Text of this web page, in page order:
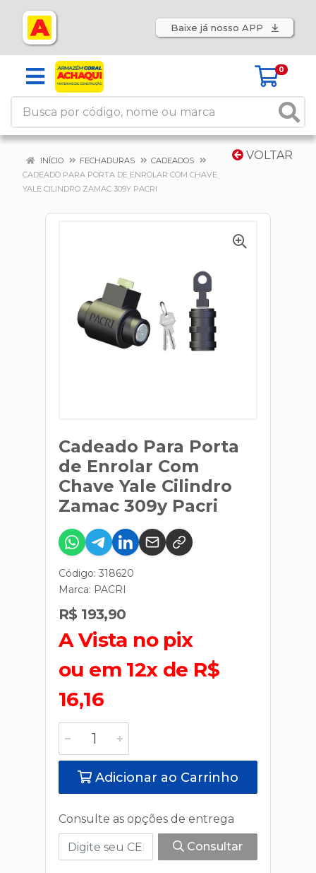
Baixe já nosso APP
0
VOLTAR
INÍCIO FECHADURAS
CADEADOS
CADEADO PARA PORTA DE ENROLAR COM CHAVE
YALE CILINDRO ZAMAC 309Y PACRI
Cadeado Para Porta
de Enrolar Com
Chave Yale Cilindro
Zamac 309y Pacri
Código: 318620
Marca: PACRI
R$ 193,90
A Vista no pix
ou em 12x de R$
16,16
Adicionar ao Carrinho
Consulte as opções de entrega
Consultar